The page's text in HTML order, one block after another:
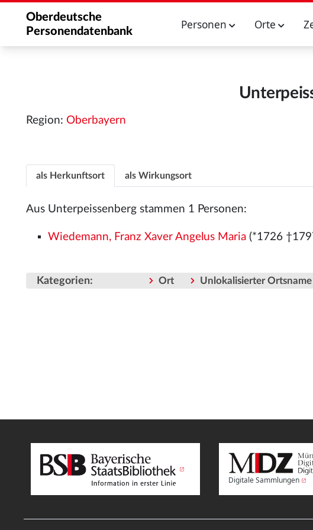
Oberdeutsche
Personendatenbank
Personen Orte
Region: Oberbayern
als Herkunftsort als Wirkungsort
Aus Unterpeissenberg stammen 1 Personen:
Wiedemann, Franz Xaver Angelus Maria (*1726
Kategorien: Ort Unlokalisierter Ortsname
Digitale Sammlungen